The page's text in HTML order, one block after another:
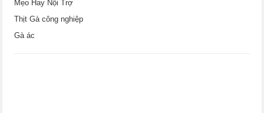
Mẹo Hay Nội Trợ
Thịt Gà công nghiệp
Gà ác